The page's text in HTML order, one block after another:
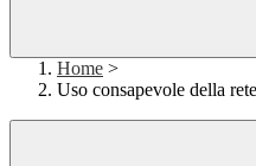
Home >
Uso consapevole della